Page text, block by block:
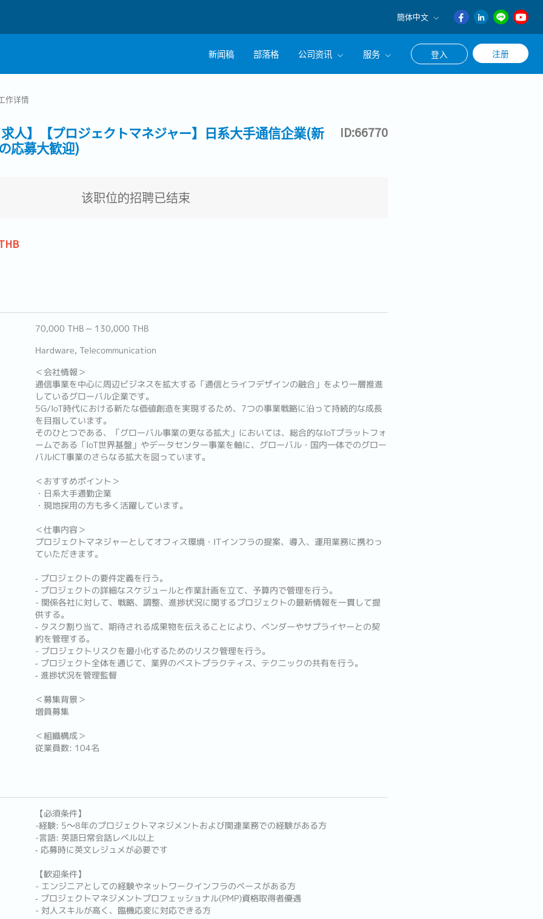
簡体中文
English
日本語
新闻稿 部落格 公司资讯
集团CEO致辞
服务 登入 注册
作详情
求人】【プロジェクトマネジャー】日系大手通信企業(新
応募大歓迎)
ID:66770
该职位的招聘已结束
70,000 THB ~ 130,000 THB
Hardware, Telecommunication
＜会社情報＞
通信事業を中心に周辺ビジネスを拡大する「通信とライフデザインの融合」をより一層推進
しているグローバル企業です。
5G/IoT時代における新たな価値創造を実現するため、7つの事業戦略に沿って持続的な成長
を目指しています。
そのひとつである、「グローバル事業の更なる拡大」においては、総合的なIoTプラットフォ
ームである「IoT世界基盤」やデータセンター事業を軸に、グローバル・国内一体でのグロー
バルICT事業のさらなる拡大を図っています。
＜おすすめポイント＞
・日系大手通勤企業
・現地採用の方も多く活躍しています。
＜仕事内容＞
プロジェクトマネジャーとしてオフィス環境・ITインフラの提案、導入、運用業務に携わっ
ていただきます。
‐ プロジェクトの要件定義を行う。
‐ プロジェクトの詳細なスケジュールと作業計画を立て、予算内で管理を行う。
- 関係各社に対して、戦略、調整、進捗状況に関するプロジェクトの最新情報を一貫して提
供する。
‐ タスク割り当て、期待される成果物を伝えることにより、ベンダーやサプライヤーとの契
約を管理する。
- プロジェクトリスクを最小化するためのリスク管理を行う。
‐ プロジェクト全体を通じて、業界のベストプラクティス、テクニックの共有を行う。
‐ 進捗状況を管理監督
＜募集背景＞
増員募集
＜組織構成＞
従業員数: 104名
【必須条件】
-経験: 5～8年のプロジェクトマネジメントおよび関連業務での経験がある方
-言語: 英語日常会話レベル以上
‐ 応募時に英文レジュメが必要です
【歓迎条件】
- エンジニアとしての経験やネットワークインフラのベースがある方
‐ プロジェクトマネジメントプロフェッショナル(PMP)資格取得者優遇
- 対人スキルが高く、臨機応変に対応できる方